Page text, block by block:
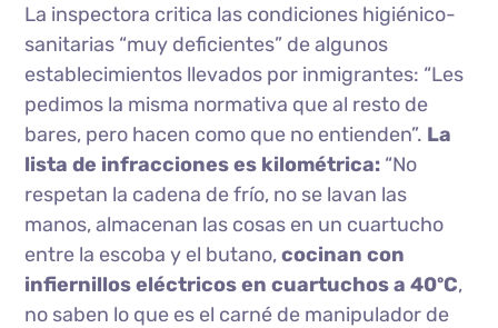
La inspectora critica las condiciones higiénico-
sanitarias “muy deficientes” de algunos
establecimientos llevados por inmigrantes: “Les
pedimos la misma normativa que al resto de
bares, pero hacen como que no entienden”. La
lista de infracciones es kilométrica: “No
respetan la cadena de frío, no se lavan las
manos, almacenan las cosas en un cuartucho
entre la escoba y el butano,cocinan con
infiernillos eléctricos en cuartuchos a 40ºC,
no saben lo que es el carné de manipulador de